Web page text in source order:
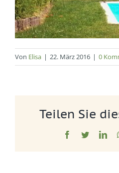
Von Elisa | 22. März 2016 | 0
Teilen Sie
Facebook
Twitter